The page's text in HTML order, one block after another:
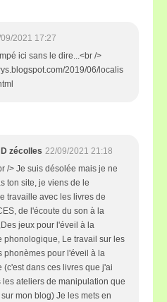
2021 17:27
ici sans le dire...<br />
2019/06/localis
zécolles 22/09/2021 21:18
/> Je suis désolée mais je ne
ton site, je viens de le
travaille avec les livres de
de l'écoute du son à la
jeux pour l'éveil à la
phonologique, Le travail sur les
phonèmes pour l'éveil à la
(c'est dans ces livres que j'ai
les ateliers de manipulation que
mon blog) Je les mets en